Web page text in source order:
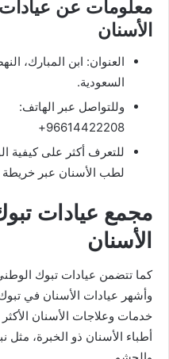
معلومات عن
الأسنان
العنوان: ابن المبارك،
السعودية.
وللتواصل عبر الهاتف:
96614422208+
للتعرف أكثر على كيفية
لطب الأسنان عبر
مجمع عيادات
الأسنان
كما تتضمن عيادات تبوك
وأشهر عيادات الأسنان في
خدمات وعلاجات الأسنان
أطباء الأسنان ذو الخبرة، مثل